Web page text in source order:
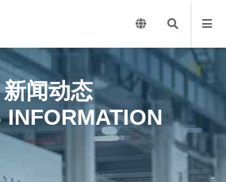
新闻动态
INFORMATION